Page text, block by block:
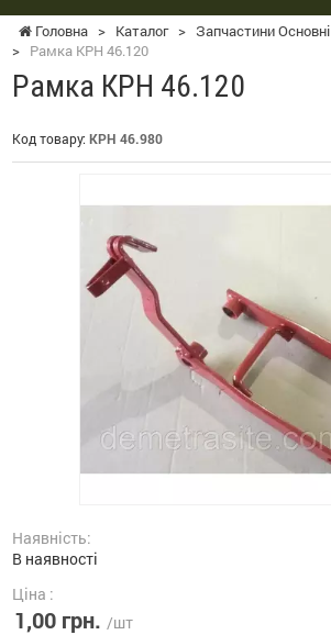
Головна > Каталог > Запчастини Основні
> Рамка КРН 46.120
Рамка КРН 46.120
Код товару: КРН 46.980
Наявність:
В наявності
Ціна :
1,00 грн. /шт